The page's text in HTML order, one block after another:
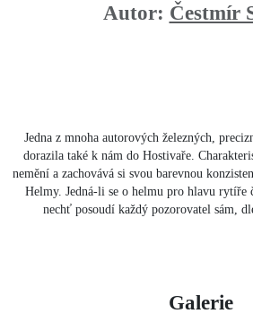
Autor: Čestmír
Jedna z mnoha autorových železných,
dorazila také k nám do Hostivaře.
nemění a zachovává si svou barevnou
Helmy. Jedná-li se o helmu pro hlavu rytíře
nechť posoudí každý pozorovatel sám,
Galerie